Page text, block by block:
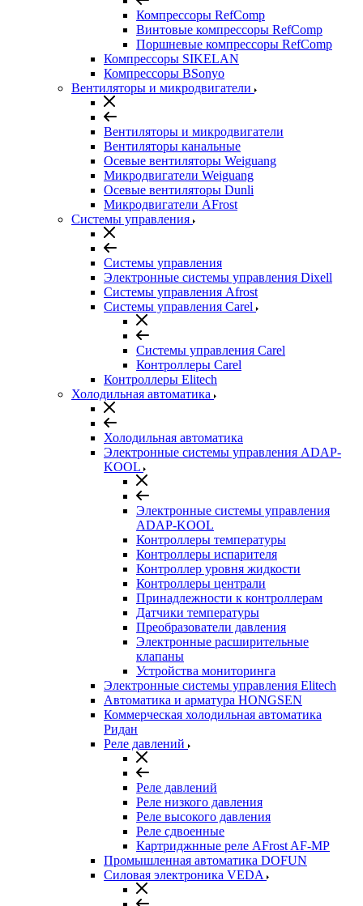
Компрессоры RefComp
Винтовые компрессоры RefComp
Поршневые компрессоры RefComp
Компрессоры SIKELAN
Компрессоры BSonyo
Вентиляторы и микродвигатели
Вентиляторы и микродвигатели
Вентиляторы канальные
Осевые вентиляторы Weiguang
Микродвигатели Weiguang
Осевые вентиляторы Dunli
Микродвигатели AFrost
Системы управления
Системы управления
Электронные системы управления Dixell
Системы управления Afrost
Системы управления Carel
Системы управления Carel
Контроллеры Carel
Контроллеры Elitech
Холодильная автоматика
Холодильная автоматика
Электронные системы управления ADAP-
KOOL
Электронные системы управления
ADAP-KOOL
Контроллеры температуры
Контроллеры испарителя
Контроллер уровня жидкости
Контроллеры централи
Принадлежности к контроллерам
Датчики температуры
Преобразователи давления
Электронные расширительные
клапаны
Устройства мониторинга
Электронные системы управления Elitech
Автоматика и арматура HONGSEN
Коммерческая холодильная автоматика
Ридан
Реле давлений
Реле давлений
Реле низкого давления
Реле высокого давления
Реле сдвоенные
Картриджнные реле AFrost AF-MP
Промышленная автоматика DOFUN
Силовая электроника VEDA